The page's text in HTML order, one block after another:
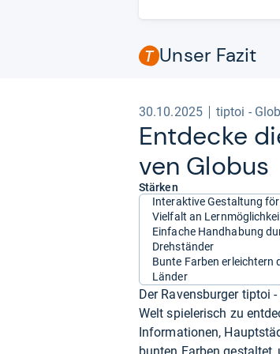
Unser Fazit
30.10.2025 tiptoi -
Ent­de­cke
ven Glo­bus
Stärken
Interaktive Gestaltung
Vielfalt an
Einfache Handhabung
Drehständer
Bunte Farben erleichtern
Länder
Der Ravensburger tiptoi
Welt spielerisch zu
Informationen,